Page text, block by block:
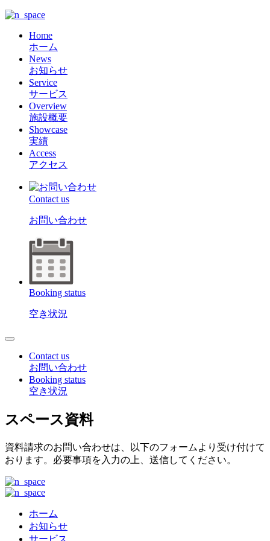
Home
ホーム
News
お知らせ
Service
サービス
Overview
施設概要
Showcase
実績
Access
アクセス
Contact us
お問い合わせ
Booking status
空き状況
Contact us
お問い合わせ
Booking status
空き状況
スペース資料
資料請求のお問い合わせは、以下のフォームより受け付けて
おります。必要事項を入力の上、送信してください。
ホーム
お知らせ
サービス